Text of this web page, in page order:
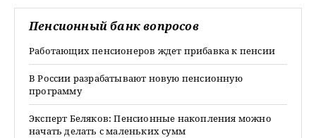
Пенсионный банк вопросов
Работающих пенсионеров ждет прибавка к пенсии
В России разрабатывают новую пенсионную
программу
Эксперт Беляков: Пенсионные накопления можно
начать делать с маленьких сумм